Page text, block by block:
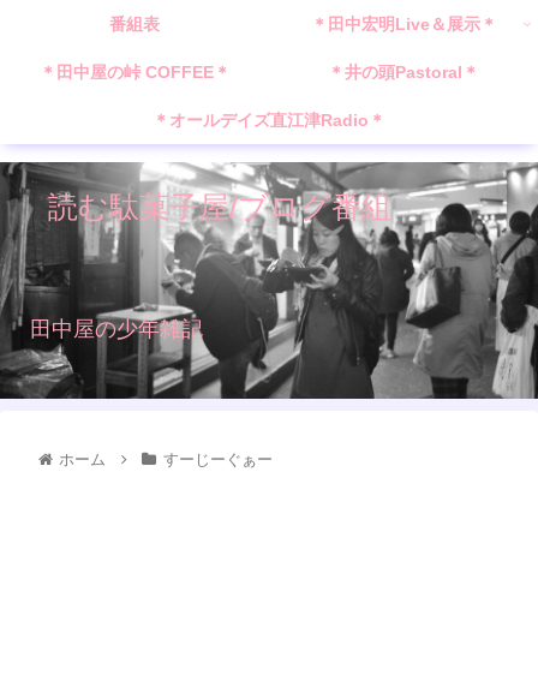
読む駄菓子屋/ブログ番組
田中屋の少年雑記
番組表 ＊田中宏明Live＆展示＊
＊田中屋の峠 COFFEE＊ ＊井の頭Pastoral＊
＊オールデイズ直江津Radio＊
ホーム すーじーぐぁー